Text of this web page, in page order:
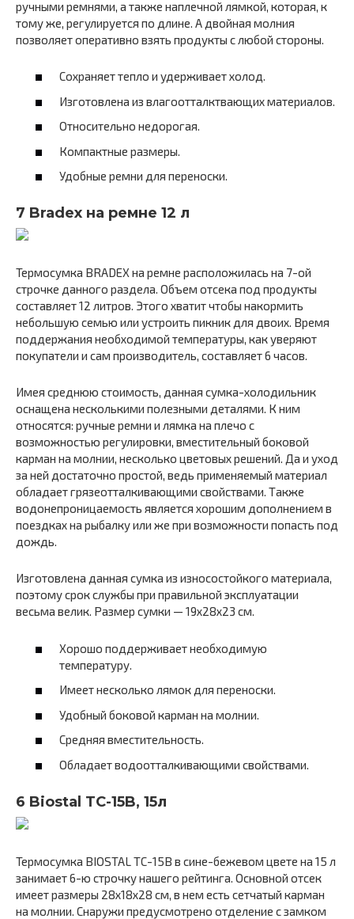
ручными ремнями, а также наплечной лямкой, которая, к
тому же, регулируется по длине. А двойная молния
позволяет оперативно взять продукты с любой стороны.
Сохраняет тепло и удерживает холод.
Изготовлена из влагоотталктвающих материалов.
Относительно недорогая.
Компактные размеры.
Удобные ремни для переноски.
7 Bradex на ремне 12 л
Термосумка BRADEX на ремне расположилась на 7-ой
строчке данного раздела. Объем отсека под продукты
составляет 12 литров. Этого хватит чтобы накормить
небольшую семью или устроить пикник для двоих. Время
поддержания необходимой температуры, как уверяют
покупатели и сам производитель, составляет 6 часов.
Имея среднюю стоимость, данная сумка-холодильник
оснащена несколькими полезными деталями. К ним
относятся: ручные ремни и лямка на плечо с
возможностью регулировки, вместительный боковой
карман на молнии, несколько цветовых решений. Да и уход
за ней достаточно простой, ведь применяемый материал
обладает грязеотталкивающими свойствами. Также
водонепроницаемость является хорошим дополнением в
поездках на рыбалку или же при возможности попасть под
дождь.
Изготовлена данная сумка из износостойкого материала,
поэтому срок службы при правильной эксплуатации
весьма велик. Размер сумки — 19х28х23 см.
Хорошо поддерживает необходимую
температуру.
Имеет несколько лямок для переноски.
Удобный боковой карман на молнии.
Средняя вместительность.
Обладает водоотталкивающими свойствами.
6 Biostal TC-15B, 15л
Термосумка BIOSTAL TC-15B в сине-бежевом цвете на 15 л
занимает 6-ю строчку нашего рейтинга. Основной отсек
имеет размеры 28х18х28 см, в нем есть сетчатый карман
на молнии. Снаружи предусмотрено отделение с замком